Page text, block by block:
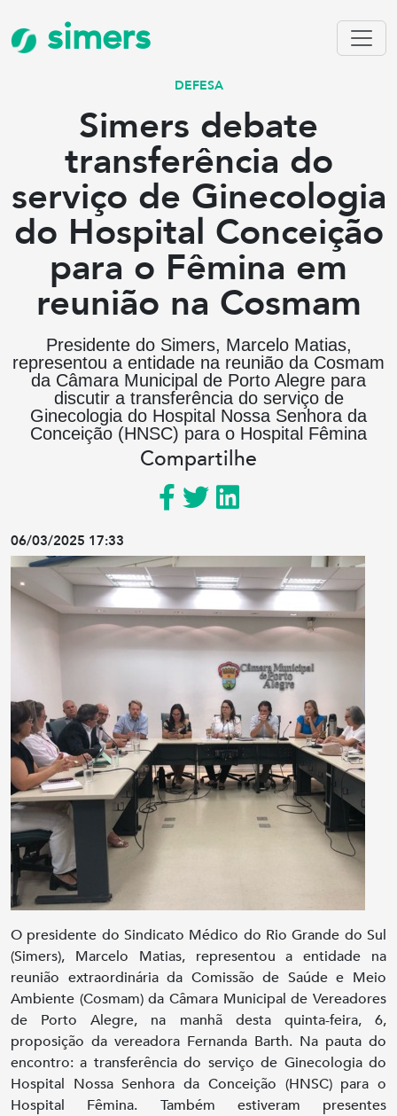
simers
DEFESA
Simers debate
transferência do
serviço de Ginecologia
do Hospital Conceição
para o Fêmina em
reunião na Cosmam
Presidente do Simers, Marcelo Matias,
representou a entidade na reunião da Cosmam
da Câmara Municipal de Porto Alegre para
discutir a transferência do serviço de
Ginecologia do Hospital Nossa Senhora da
Conceição (HNSC) para o Hospital Fêmina
Compartilhe
06/03/2025 17:33
O presidente do Sindicato Médico do Rio Grande do Sul
(Simers), Marcelo Matias, representou a entidade na
reunião extraordinária da Comissão de Saúde e Meio
Ambiente (Cosmam) da Câmara Municipal de Vereadores
de Porto Alegre, na manhã desta quinta-feira, 6,
proposição da vereadora Fernanda Barth. Na pauta do
encontro: a transferência do serviço de Ginecologia do
Hospital Nossa Senhora da Conceição (HNSC) para o
Hospital Fêmina. Também estiveram presentes